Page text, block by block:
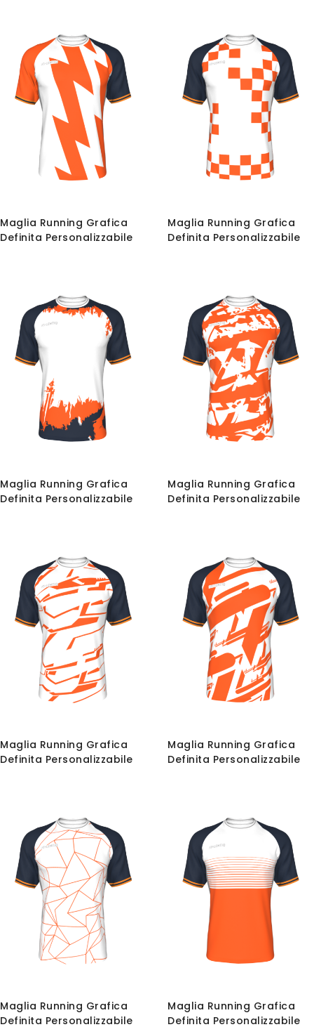
Maglia Running Grafica
Definita Personalizzabile
Maglia Running Grafica
Definita Personalizzabile
Maglia Running Grafica
Definita Personalizzabile
Maglia Running Grafica
Definita Personalizzabile
Maglia Running Grafica
Definita Personalizzabile
Maglia Running Grafica
Definita Personalizzabile
Maglia Running Grafica
Definita Personalizzabile
Maglia Running Grafica
Definita Personalizzabile